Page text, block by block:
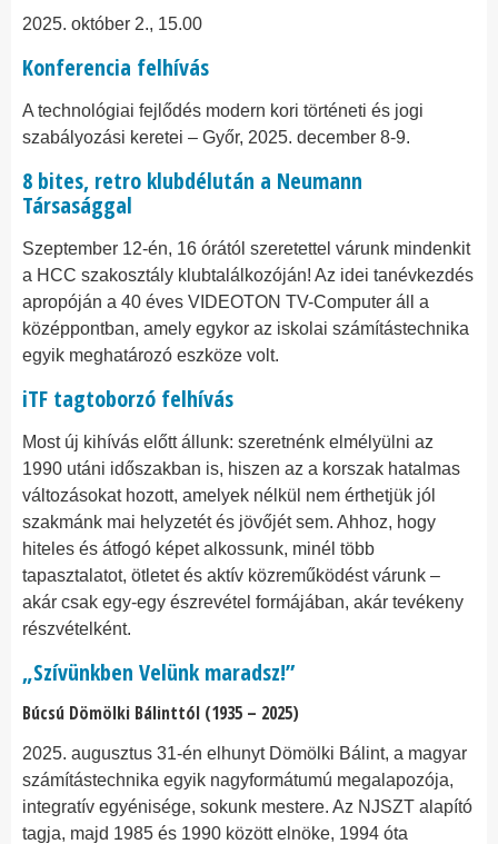
2025. október 2., 15.00
Konferencia felhívás
A technológiai fejlődés modern kori történeti és jogi
szabályozási keretei – Győr, 2025. december 8-9.
8 bites, retro klubdélután a Neumann
Társasággal
Szeptember 12-én, 16 órától szeretettel várunk mindenkit
a HCC szakosztály klubtalálkozóján! Az idei tanévkezdés
apropóján a 40 éves VIDEOTON TV-Computer áll a
középpontban, amely egykor az iskolai számítástechnika
egyik meghatározó eszköze volt.
iTF tagtoborzó felhívás
Most új kihívás előtt állunk: szeretnénk elmélyülni az
1990 utáni időszakban is, hiszen az a korszak hatalmas
változásokat hozott, amelyek nélkül nem érthetjük jól
szakmánk mai helyzetét és jövőjét sem. Ahhoz, hogy
hiteles és átfogó képet alkossunk, minél több
tapasztalatot, ötletet és aktív közreműködést várunk –
akár csak egy-egy észrevétel formájában, akár tevékeny
részvételként.
„Szívünkben Velünk maradsz!”
Búcsú Dömölki Bálinttól (1935 – 2025)
2025. augusztus 31-én elhunyt Dömölki Bálint, a magyar
számítástechnika egyik nagyformátumú megalapozója,
integratív egyénisége, sokunk mestere. Az NJSZT alapító
tagja, majd 1985 és 1990 között elnöke, 1994 óta